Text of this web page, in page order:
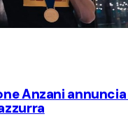
Anzani